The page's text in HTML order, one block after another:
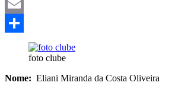
Mastodon
Email
foto clube
Nome: Eliani Miranda da Costa Oliveira